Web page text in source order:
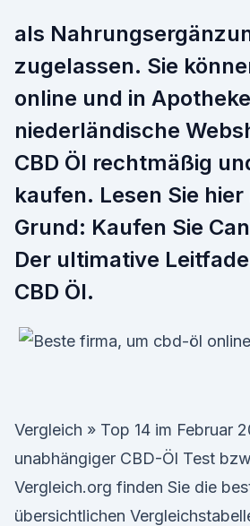
als
zugelassen. Sie
online und in
niederländische
CBD Öl rechtmäßig
kaufen. Lesen Sie
Grund: Kaufen Sie
Der ultimative
CBD Öl.
Vergleich » Top 14 im Februar
unabhängiger CBD-Öl Test
Vergleich.org finden Sie die
übersichtlichen